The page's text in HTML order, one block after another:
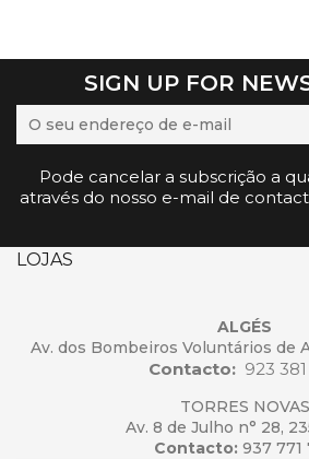
SIGN UP FOR
Pode cancelar a subscrição a
através do nosso e-mail de
LOJAS
ALGÉS
Av. dos Bombeiros Voluntários de
Contacto: 923
TORRES NOVAS
Av. 8 de Julho n° 28,
Contacto: 937 771